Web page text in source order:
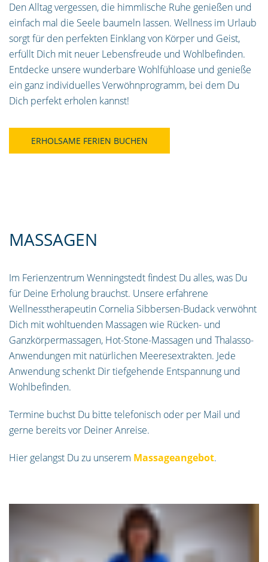
Den Alltag vergessen, die himmlische Ruhe genießen und
einfach mal die Seele baumeln lassen. Wellness im Urlaub
sorgt für den perfekten Einklang von Körper und Geist,
erfüllt Dich mit neuer Lebensfreude und Wohlbefinden.
Entdecke unsere wunderbare Wohlfühloase und genieße
ein ganz individuelles Verwöhnprogramm, bei dem Du
Dich perfekt erholen kannst!
ERHOLSAME FERIEN BUCHEN
MASSAGEN
Im Ferienzentrum Wenningstedt findest Du alles, was Du
für Deine Erholung brauchst. Unsere erfahrene
Wellnesstherapeutin Cornelia Sibbersen-Budack verwöhnt
Dich mit wohltuenden Massagen wie Rücken- und
Ganzkörpermassagen, Hot-Stone-Massagen und Thalasso-
Anwendungen mit natürlichen Meeresextrakten. Jede
Anwendung schenkt Dir tiefgehende Entspannung und
Wohlbefinden.
Termine buchst Du bitte telefonisch oder per Mail und
gerne bereits vor Deiner Anreise.
Hier gelangst Du zu unserem Massageangebot.